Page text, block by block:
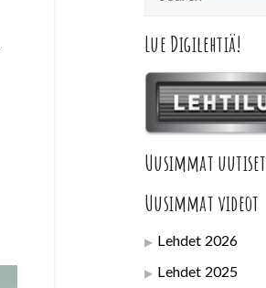
Lue Digilehtiä!
Uusimmat uutiset
Uusimmat videot
Lehdet 2026
Lehdet 2025